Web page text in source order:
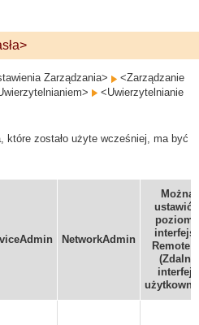
Zarządzania>
<Zarządzanie
<Uwierzytelnianie
które zostało użyte wcześniej, ma być
NetworkAdmin
Można
ustawić
poziomu
Remote
(Zdalny
interfejs